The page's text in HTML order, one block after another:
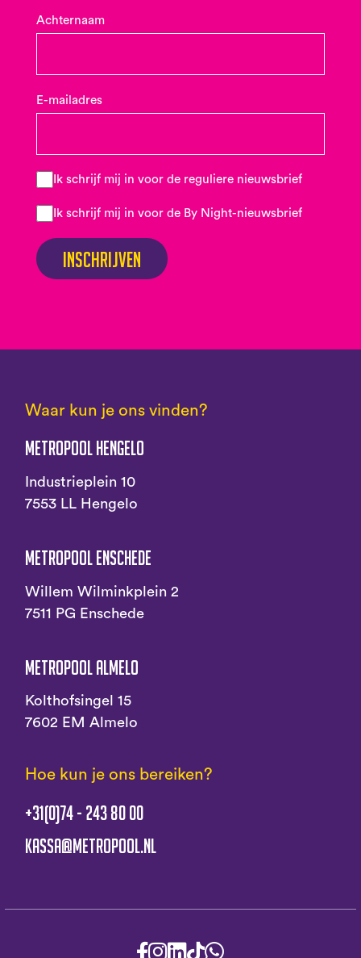
Achternaam
E-mailadres
Ik schrijf mij in voor de reguliere nieuwsbrief
Ik schrijf mij in voor de By Night-nieuwsbrief
Inschrijven
Waar kun je ons vinden?
Metropool Hengelo
Industrieplein 10
7553 LL Hengelo
Metropool Enschede
Willem Wilminkplein 2
7511 PG Enschede
Metropool Almelo
Kolthofsingel 15
7602 EM Almelo
Hoe kun je ons bereiken?
+31(0)74 - 243 80 00
kassa@metropool.nl